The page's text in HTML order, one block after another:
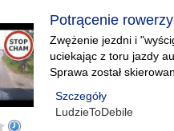
Potrącenie
Zwężenie jezdni i
uciekając z toru jazdy
Sprawa został
Szczegóły
LudzieToDebile